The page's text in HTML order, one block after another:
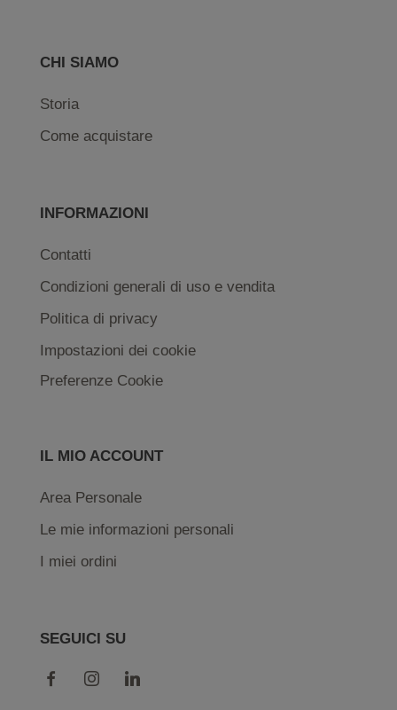
CHI SIAMO
Storia
Come acquistare
INFORMAZIONI
Contatti
Condizioni generali di uso e vendita
Politica di privacy
Impostazioni dei cookie
Preferenze Cookie
IL MIO ACCOUNT
Area Personale
Le mie informazioni personali
I miei ordini
SEGUICI SU